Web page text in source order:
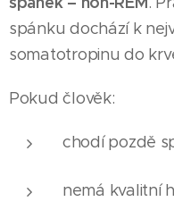
spánku dochází k
somatotropinu do
Pokud člověk:
chodí pozdě
nemá kvalitní